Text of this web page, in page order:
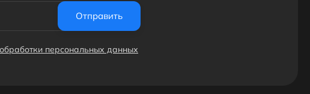
Отправить
персональных данных